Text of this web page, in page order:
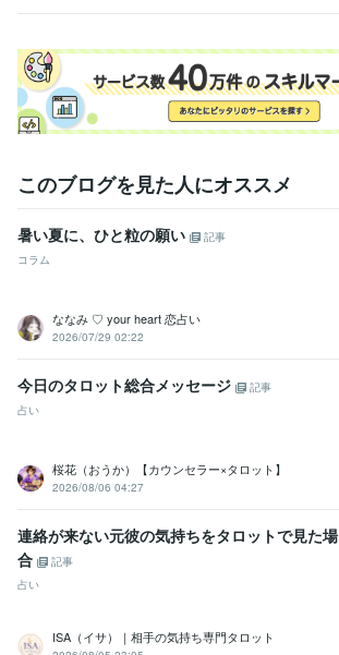
このブログを見た人にオススメ
暑い夏に、ひと粒の願い
記事
コラム
ななみ ♡ your heart 恋占い
2026/07/29 02:22
今日のタロット総合メッセージ
記事
占い
桜花（おうか）【カウンセラー×タロット】
2026/08/06 04:27
連絡が来ない元彼の気持ちをタロットで見た場
合
記事
占い
ISA（イサ）｜相手の気持ち専門タロット